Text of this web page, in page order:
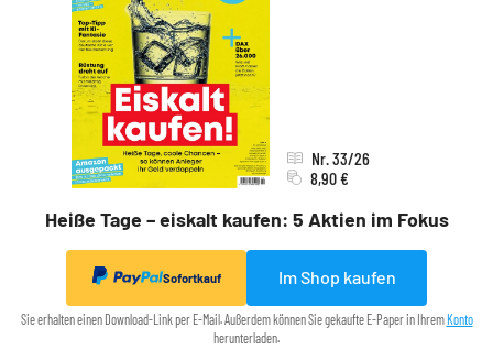
Heiße Tage – eiskalt kaufen: 5 Aktien im Fokus
Nr. 33/26
8,90 €
Sofortkauf Im Shop kaufen
Sie erhalten einen Download-Link per E-Mail. Außerdem können Sie gekaufte E-Paper in IhremKonto
herunterladen.